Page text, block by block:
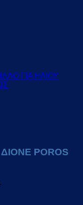
ΓΙΑ ΗΛΙΟΥ
POROS